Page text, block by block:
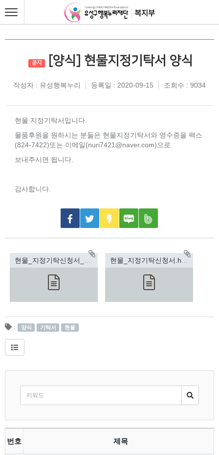
공지 [양식] 현물지정기탁서 양식
작성자 : 유성행복누리 등록일 : 2020-09-15 조회수 : 9034
현물 지정기탁서입니다.
물품후원을 원하시는 분들은 현물지정기탁서와 영수증을 팩스
(824-7422)또는 이메일(nuri7421@naver.com)으로
보내주시면 됩니다.
감사합니다.
: 양식 기탁서 현물
번호 제목